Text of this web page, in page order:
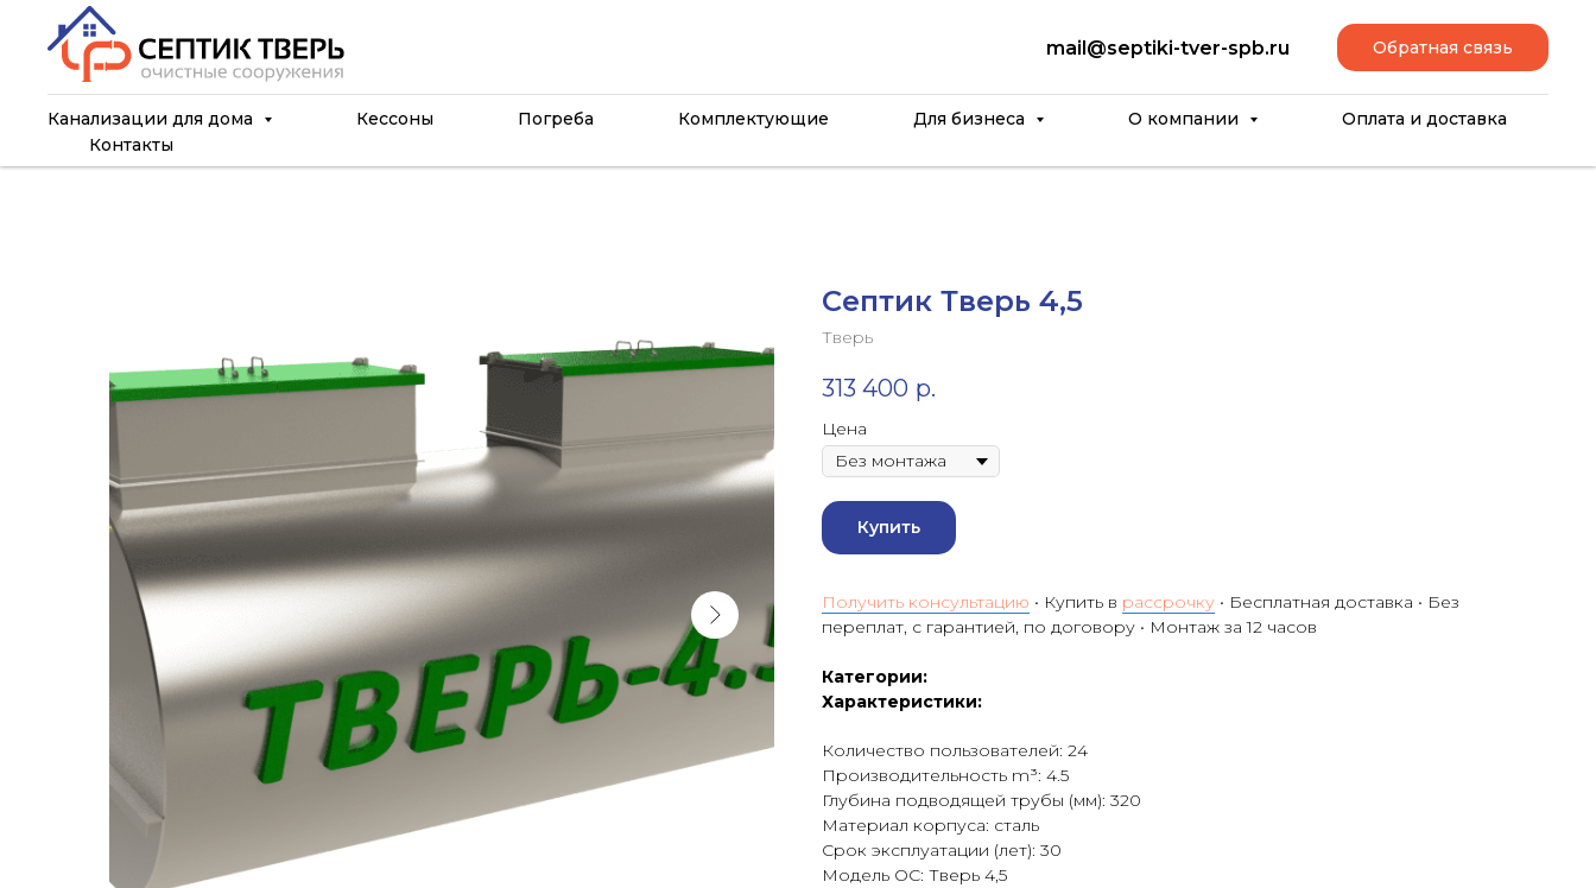
mail@septiki-tver-spb.ru Обратная связь
Канализации для дома Кессоны Погреба Комплектующие Для бизнеса О компании
Оплата и доставка
Контакты
Септик Тверь 4,5
Тверь
313 400 р.
Цена
Купить
Получить консультацию • Купить в рассрочку • Бесплатная доставка • Без
переплат, с гарантией, по договору • Монтаж за 12 часов
Категории:
Характеристики:
Количество пользователей: 24
Производительность m³: 4.5
Глубина подводящей трубы (мм): 320
Материал корпуса: сталь
Срок эксплуатации (лет): 30
Модель ОС: Тверь 4,5